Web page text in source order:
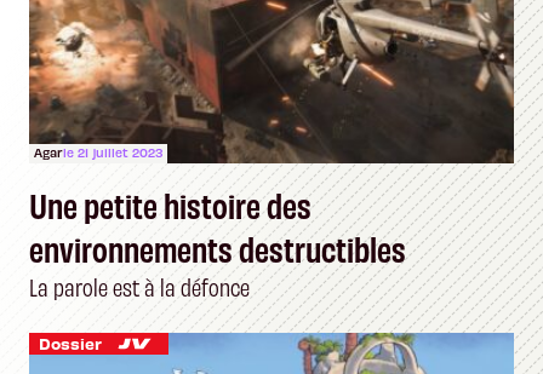
Agarle 21 juillet 2023
Une petite histoire des
environnements destructibles
La parole est à la défonce
Dossier